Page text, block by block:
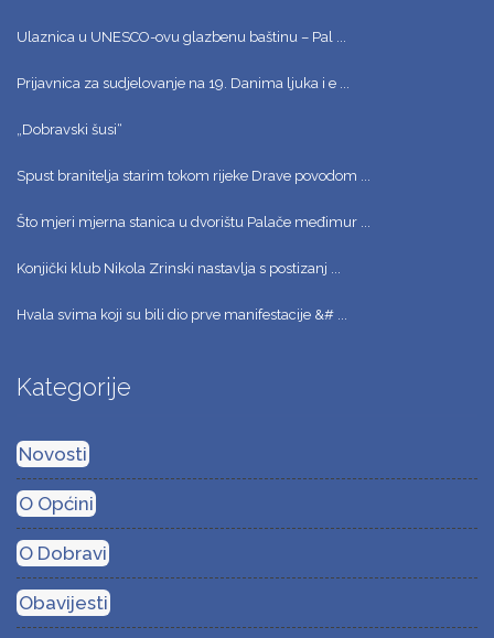
Ulaznica u UNESCO-ovu glazbenu baštinu – Pal ...
Prijavnica za sudjelovanje na 19. Danima ljuka i e ...
„Dobravski šusi“
Spust branitelja starim tokom rijeke Drave povodom ...
Što mjeri mjerna stanica u dvorištu Palače međimur ...
Konjički klub Nikola Zrinski nastavlja s postizanj ...
Hvala svima koji su bili dio prve manifestacije &# ...
Kategorije
Novosti
O Općini
O Dobravi
Obavijesti